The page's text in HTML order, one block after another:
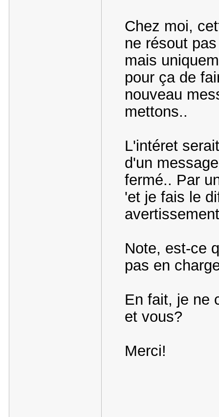
Chez moi,
ne résout
mais
pour ça de
nouveau
mettons..
L'intéret
d'un
fermé.. Par
'et je fais le
Note, est-ce
pas en
En fait, je ne
et vous?
Merci!